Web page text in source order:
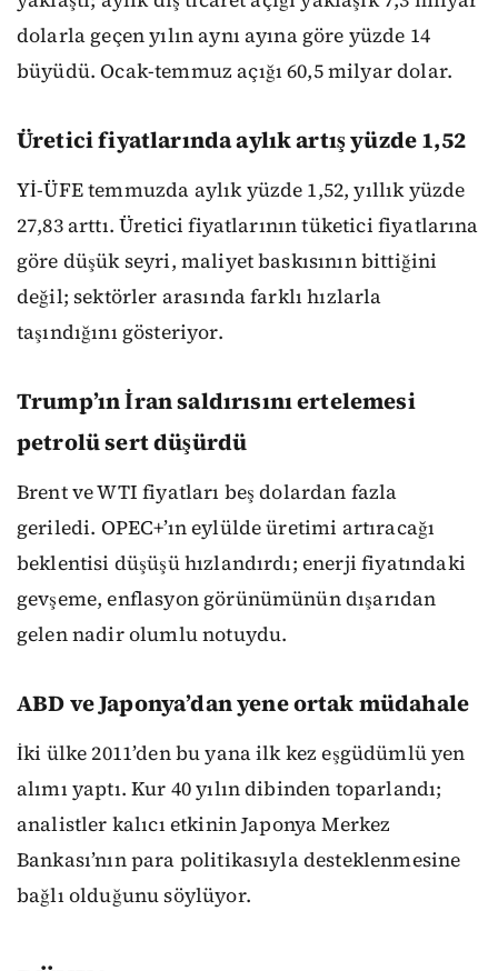
dolarla geçen yılın aynı ayına göre yüzde 14
büyüdü. Ocak-temmuz açığı 60,5 milyar dolar.
Üretici fiyatlarında aylık artış yüzde 1,52
Yİ-ÜFE temmuzda aylık yüzde 1,52, yıllık yüzde
27,83 arttı. Üretici fiyatlarının tüketici fiyatlarına
göre düşük seyri, maliyet baskısının bittiğini
değil; sektörler arasında farklı hızlarla
taşındığını gösteriyor.
Trump’ın İran saldırısını ertelemesi
petrolü sert düşürdü
Brent ve WTI fiyatları beş dolardan fazla
geriledi. OPEC+’ın eylülde üretimi artıracağı
beklentisi düşüşü hızlandırdı; enerji fiyatındaki
gevşeme, enflasyon görünümünün dışarıdan
gelen nadir olumlu notuydu.
ABD ve Japonya’dan yene ortak müdahale
İki ülke 2011’den bu yana ilk kez eşgüdümlü yen
alımı yaptı. Kur 40 yılın dibinden toparlandı;
analistler kalıcı etkinin Japonya Merkez
Bankası’nın para politikasıyla desteklenmesine
bağlı olduğunu söylüyor.